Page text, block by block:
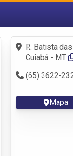
Fazer login
Criar conta
R. Batista
Cuiabá - MT
(65) 3622-
Mapa